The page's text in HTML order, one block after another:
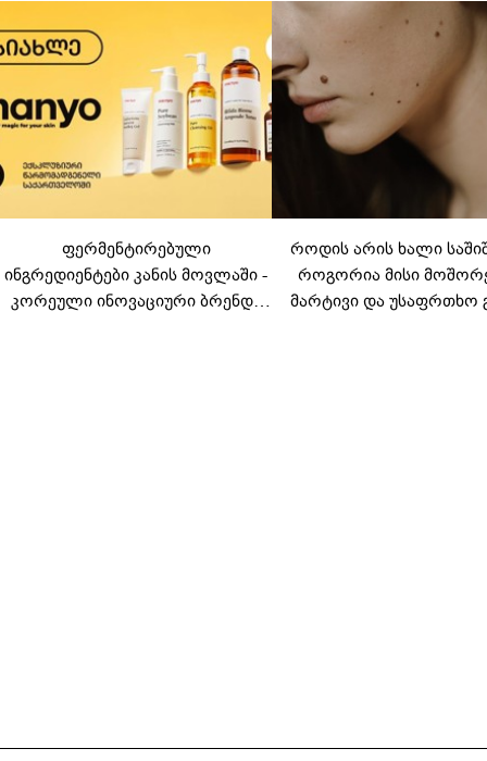
ფერმენტირებული
ინგრედიენტები კანის მოვლაში -
კორეული ინოვაციური ბრენდი
როდის არის ხალი
როგორია მისი
მარტივი და უსაფრთხო